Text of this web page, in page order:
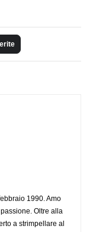
1990. Amo
Oltre alla
a strimpellare al